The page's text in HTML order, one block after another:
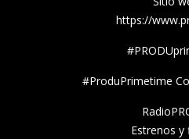
https://
#ProduPrimetime
Estrenos y